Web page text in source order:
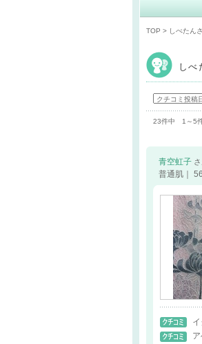
TOP > しべたん
しべ
23件中 1～5
青空虹子
普通肌｜